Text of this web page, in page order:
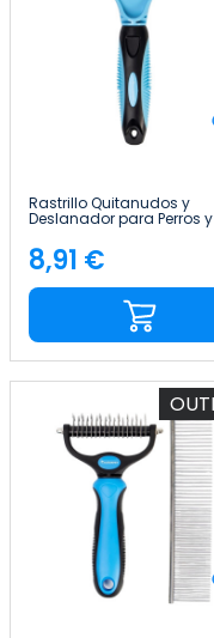
Rastrillo Quitanudos y
Deslanador para Perros y
Gatos 23+12 Dientes
Redondeados Glückpet
Precio
8,91 €